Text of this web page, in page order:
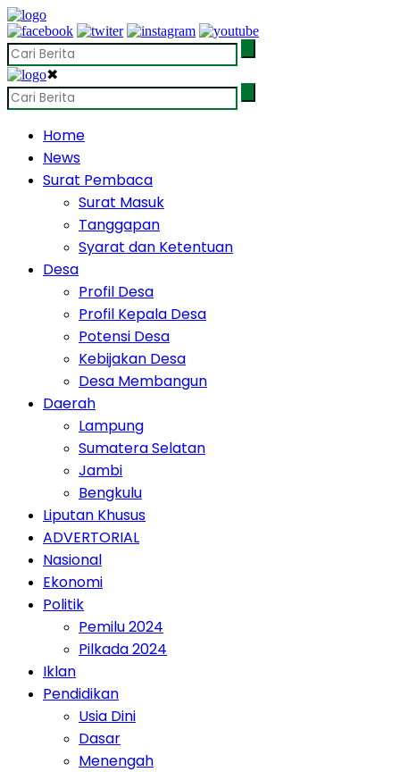
✖
Home
News
Surat Pembaca
Surat Masuk
Tanggapan
Syarat dan Ketentuan
Desa
Profil Desa
Profil Kepala Desa
Potensi Desa
Kebijakan Desa
Desa Membangun
Daerah
Lampung
Sumatera Selatan
Jambi
Bengkulu
Liputan Khusus
ADVERTORIAL
Nasional
Ekonomi
Politik
Pemilu 2024
Pilkada 2024
Iklan
Pendidikan
Usia Dini
Dasar
Menengah